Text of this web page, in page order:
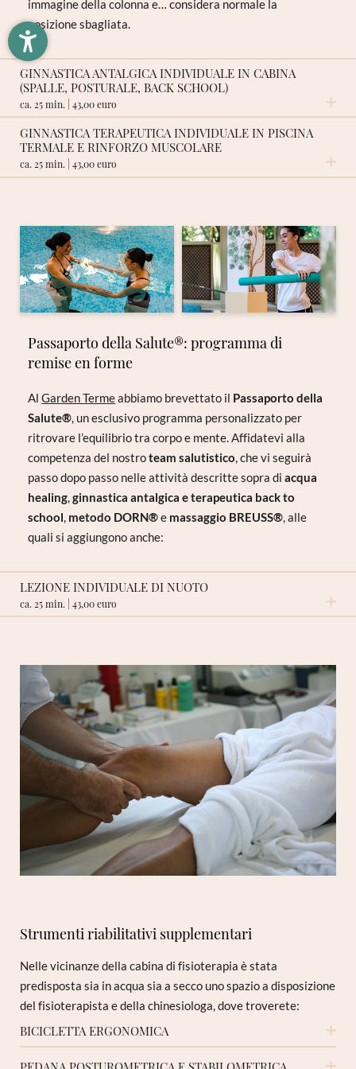
immagine della colonna e… considera normale la
posizione sbagliata.
GINNASTICA ANTALGICA INDIVIDUALE IN CABINA
(SPALLE, POSTURALE, BACK SCHOOL)
ca. 25 min. | 43,00 euro
RICHIESTA NON VINCOLANTE
GINNASTICA TERAPEUTICA INDIVIDUALE IN PISCINA
TERMALE E RINFORZO MUSCOLARE
ca. 25 min. | 43,00 euro
Passaporto della Salute®: programma di
remise en forme
AlGarden Termeabbiamo brevettato il Passaporto della
Salute®, un esclusivo programma personalizzato per
ritrovare l’equilibrio tra corpo e mente. Affidatevi alla
competenza del nostroteam salutistico, che vi seguirà
passo dopo passo nelle attività descritte sopra diacqua
healing,ginnastica antalgica e terapeutica back to
school, metodo DORN®e massaggio BREUSS®, alle
quali si aggiungono anche:
LEZIONE INDIVIDUALE DI NUOTO
ca. 25 min. | 43,00 euro
Strumenti riabilitativi supplementari
Nelle vicinanze della cabina di fisioterapia è stata
predisposta sia in acqua sia a secco uno spazio a disposizione
del fisioterapista e della chinesiologa, dove troverete:
BICICLETTA ERGONOMICA
Si tratta di bici che si può adattare alla taglia e al peso di
Nome
E-mail*
Consenso marketing*
*campi obbligatori